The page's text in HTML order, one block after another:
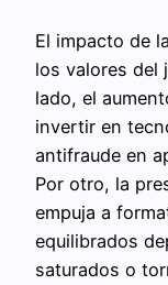
El impacto de
los valores del
lado, el
invertir en
antifraude en
Por otro, la
empuja a
equilibrados
saturados o